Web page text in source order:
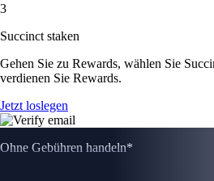
3
Succinct staken
Gehen Sie zu Rewards, wählen Sie
verdienen Sie Rewards.
Jetzt loslegen
Ohne Gebühren handeln*